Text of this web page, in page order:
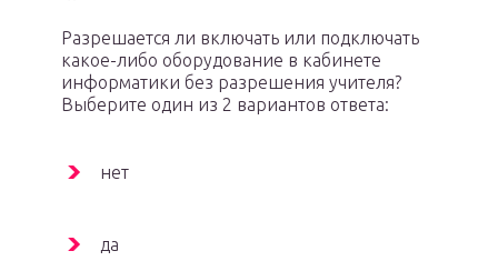
Разрешается ли включать или подключать
какое-либо оборудование в кабинете
информатики без разрешения учителя?
Выберите один из 2 вариантов ответа:
нет
да